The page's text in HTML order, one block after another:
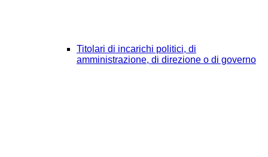
Titolari di incarichi politici, di
amministrazione, di direzione o di governo